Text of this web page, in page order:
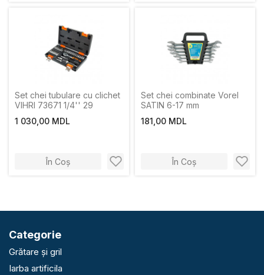
Set chei tubulare cu clichet
VIHRI 73671 1/4'' 29
1 030,00 MDL
În Coș
Set chei combinate Vorel
SATIN 6-17 mm
181,00 MDL
În Coș
Categorie
Grătare și gril
Iarba artificila